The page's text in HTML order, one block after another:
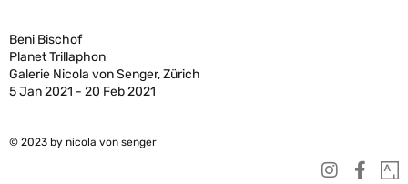
Beni Bischof
Planet Trillaphon
Galerie Nicola von Senger, Zürich
5 Jan 2021 - 20 Feb 2021
© 2023 by nicola von senger